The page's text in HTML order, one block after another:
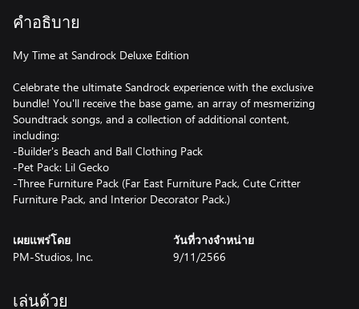
คำอธิบาย
My Time at Sandrock Deluxe Edition
Celebrate the ultimate Sandrock experience with the exclusive
bundle! You'll receive the base game, an array of mesmerizing
Soundtrack songs, and a collection of additional content,
including:
-Builder's Beach and Ball Clothing Pack
-Pet Pack: Lil Gecko
-Three Furniture Pack (Far East Furniture Pack, Cute Critter
Furniture Pack, and Interior Decorator Pack.)
เผยแพร่โดย
PM-Studios, Inc.
วันที่วางจำหน่าย
9/11/2566
เล่นด้วย